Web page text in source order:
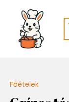
content
Főételek